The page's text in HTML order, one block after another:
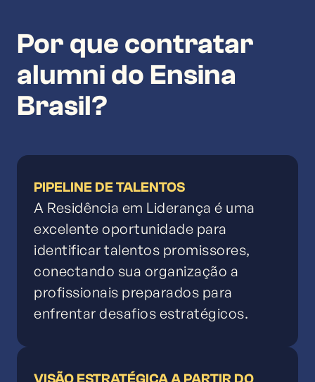
Por que contratar
alumni do Ensina
Brasil?
PIPELINE DE TALENTOS
A Residência em Liderança é uma
excelente oportunidade para
identificar talentos promissores,
conectando sua organização a
profissionais preparados para
enfrentar desafios estratégicos.
VISÃO ESTRATÉGICA A PARTIR DO